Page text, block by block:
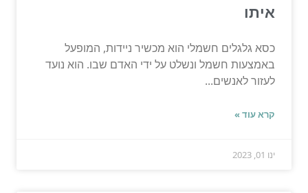
איתו
כסא גלגלים חשמלי הוא מכשיר ניידות, המופעל
באמצעות חשמל ונשלט על ידי האדם שבו. הוא נועד
לעזור לאנשים...
קרא עוד »
ינו 01, 2023